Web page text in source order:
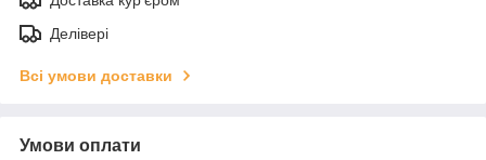
Делівері
Всі умови доставки
Умови оплати